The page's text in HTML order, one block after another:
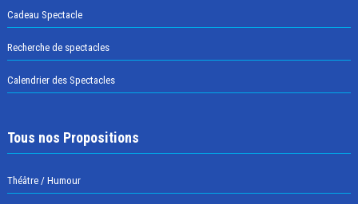
Cadeau Spectacle
Recherche de spectacles
Calendrier des Spectacles
Tous nos Propositions
Théâtre / Humour